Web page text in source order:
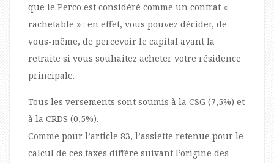
que le Perco est considéré comme un contrat «
rachetable » : en effet, vous pouvez décider, de
vous-même, de percevoir le capital avant la
retraite si vous souhaitez acheter votre résidence
principale.
Tous les versements sont soumis à la CSG (7,5%) et
à la CRDS (0,5%).
Comme pour l’article 83, l’assiette retenue pour le
calcul de ces taxes diffère suivant l’origine des